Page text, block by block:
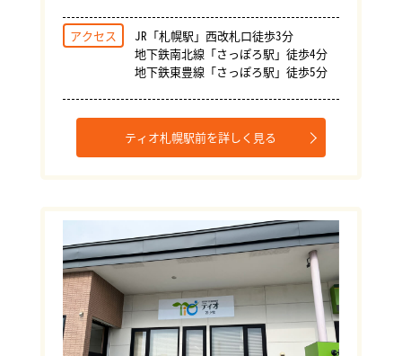
アクセス
JR「札幌駅」西改札口徒歩3分
地下鉄南北線「さっぽろ駅」徒歩4分
地下鉄東豊線「さっぽろ駅」徒歩5分
ティオ札幌駅前を詳しく見る